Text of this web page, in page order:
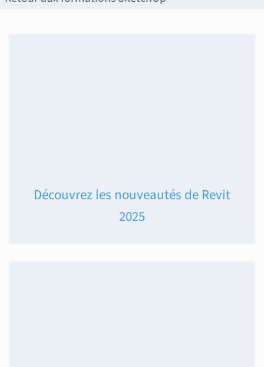
Découvrez les nouveautés de Revit
2025